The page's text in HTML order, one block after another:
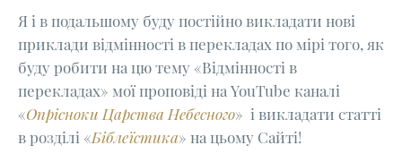
Я і в подальшому буду постійно викладати нові
приклади відмінності в перекладах по мірі того, як
буду робити на цю тему «Відмінності в
перекладах» мої проповіді на YouTube каналі
«Опрісноки Царства Небесного» і викладати статті
в розділі «Біблеїстика» на цьому Сайті!